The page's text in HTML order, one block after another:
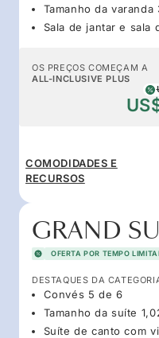
Tamanho da
Sala de jantar e sala
OS PREÇOS COMEÇAM A
ALL-INCLUSIVE PLUS
COMODIDADES E
RECURSOS
GRAND
OFERTA POR TEMPO
DESTAQUES DA
Convés 5 de 6
Tamanho da suíte
Suíte de canto com